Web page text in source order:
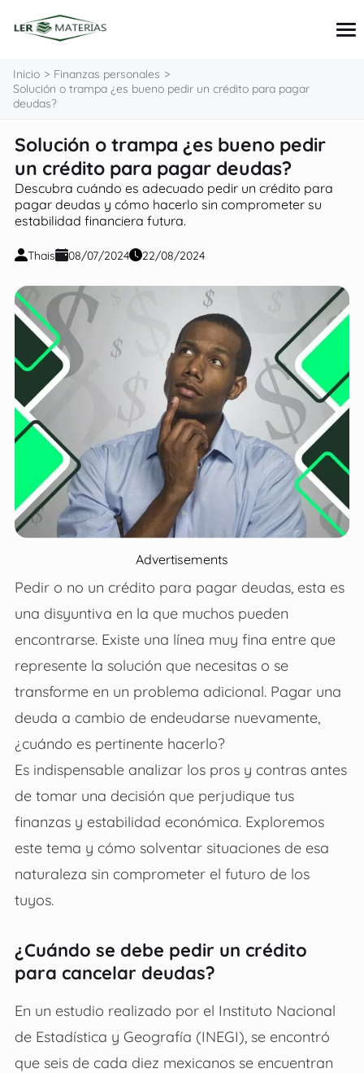
Préstamos
Consejos e inversiones
Finanzas personales
Inicio
Finanzas personales
Solución o trampa ¿es bueno pedir un crédito para pagar
deudas?
Solución o trampa ¿es bueno pedir
un crédito para pagar deudas?
Descubra cuándo es adecuado pedir un crédito para
pagar deudas y cómo hacerlo sin comprometer su
estabilidad financiera futura.
Thais 08/07/2024 22/08/2024
Advertisements
Pedir o no un crédito para pagar deudas, esta es
una disyuntiva en la que muchos pueden
encontrarse. Existe una línea muy fina entre que
represente la solución que necesitas o se
transforme en un problema adicional. Pagar una
deuda a cambio de endeudarse nuevamente,
¿cuándo es pertinente hacerlo?
Es indispensable analizar los pros y contras antes
de tomar una decisión que perjudique tus
finanzas y estabilidad económica. Exploremos
este tema y cómo solventar situaciones de esa
naturaleza sin comprometer el futuro de los
tuyos.
¿Cuándo se debe pedir un crédito
para cancelar deudas?
En un estudio realizado por el Instituto Nacional
de Estadística y Geografía (INEGI), se encontró
que seis de cada diez mexicanos se encuentran